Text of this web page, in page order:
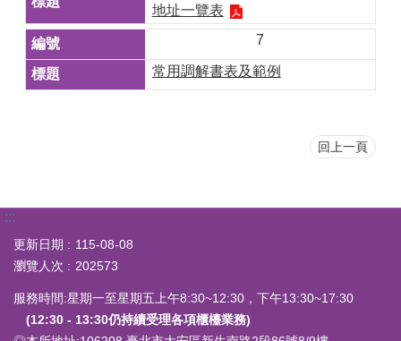
地址一覽表
7
常用調解書表及範例
回上一頁
:::
更新日期
115-08-08
瀏覽人次
202573
服務時間:星期一至星期五上午8:30~12:30，下午13:30~17:30
(12:30 - 13:30仍持續受理各項櫃檯業務)